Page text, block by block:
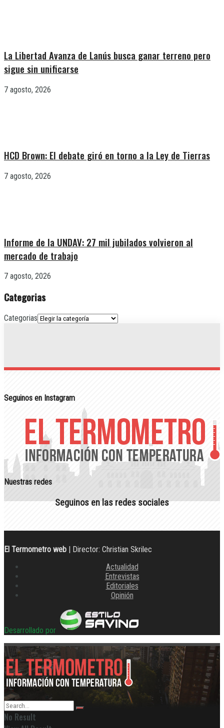
La Libertad Avanza de Lanús busca ganar terreno pero
sigue sin unificarse
7 agosto, 2026
HCD Brown: El debate giró en torno a la Ley de Tierras
7 agosto, 2026
Informe de la UNDAV: 27 mil jubilados volvieron al
mercado de trabajo
7 agosto, 2026
Categorias
Categorias
Seguinos en Instagram
Nuestras redes
Seguinos en las redes sociales
El Termometro web | Director: Christian Skrilec
Actualidad
Entrevistas
Editoriales
Opinión
Desarrollado por
No Result